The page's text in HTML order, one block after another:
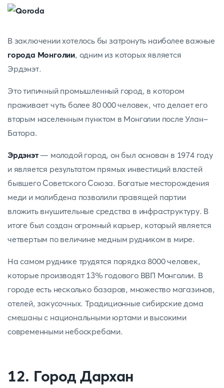
В заключении хотелось бы затронуть наиболее важные
города Монголии, одним из которых является
Эрдэнэт.
Это типичный промышленный город, в котором
проживает чуть более 80 000 человек, что делает его
вторым населенным пунктом в Монголии после Улан-
Батора.
Эрдэнэт — молодой город, он был основан в 1974 году
и является результатом прямых инвестиций властей
бывшего Советского Союза. Богатые месторождения
меди и молибдена позволили правящей партии
вложить внушительные средства в инфраструктуру. В
итоге был создан огромный карьер, который является
четвертым по величине медным рудником в мире.
На самом руднике трудятся порядка 8000 человек,
которые производят 13% годового ВВП Монголии. В
городе есть несколько базаров, множество магазинов,
отелей, закусочных. Традиционные сибирские дома
смешаны с национальными юртами и высокими
современными небоскребами.
12. Город Дархан